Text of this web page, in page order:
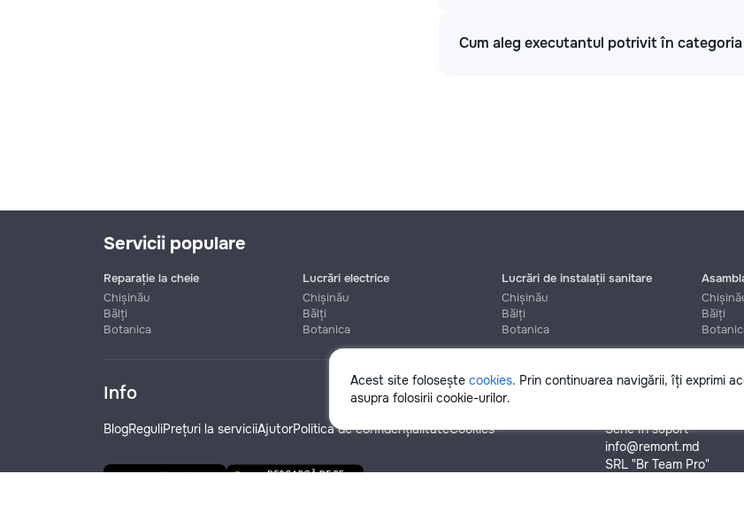
Cum aleg executantul potrivit în categoria
Acest site folosește cookies. Prin continuarea navigării, îți exprimi
asupra folosirii cookie-urilor.
Servicii populare
Reparație la cheie
Chișinău
Bălți
Botanica
Lucrări electrice
Chișinău
Bălți
Botanica
Lucrări de instalații sanitare
Chișinău
Bălți
Botanica
Bălți
Info
BlogReguliPrețuri la serviciiAjutorPolitica de confidențialitateCookies
Ajutor
Scrie în suport
info@remont.md
SRL "Br Team Pro"